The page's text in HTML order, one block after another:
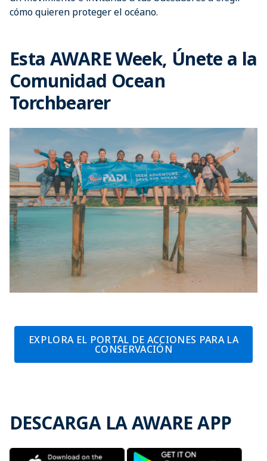
cómo quieren proteger el océano.
Esta AWARE Week, Únete a la
Comunidad Ocean
Torchbearer
EXPLORA EL PORTAL DE ACCIONES PARA LA
CONSERVACIÓN
DESCARGA LA AWARE APP